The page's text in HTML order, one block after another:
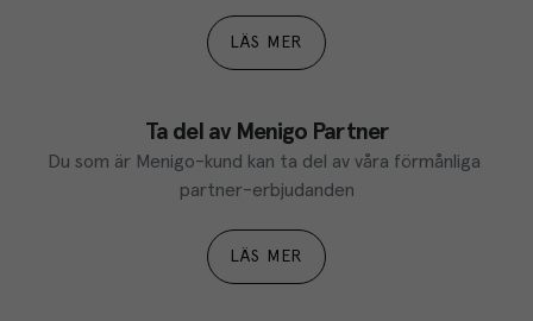
LÄS MER
Ta del av Menigo Partner
Du som är Menigo-kund kan ta del av våra förmånliga
partner-erbjudanden
LÄS MER